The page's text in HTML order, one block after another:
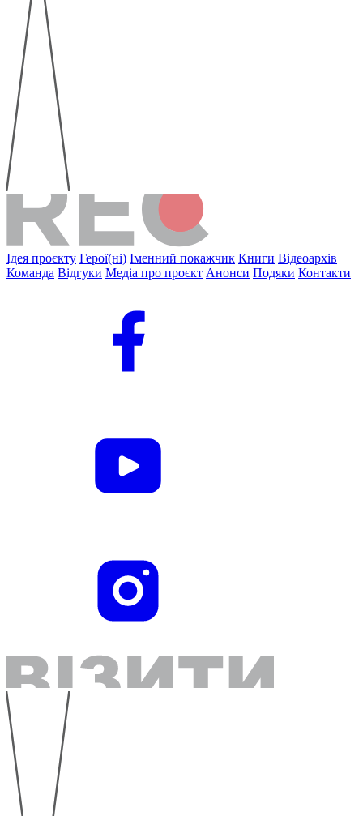
Ідея проєкту Герої(ні) Іменний покажчик Книги Відеоархів
Команда Відгуки Медіа про проєкт Анонси Подяки Контакти